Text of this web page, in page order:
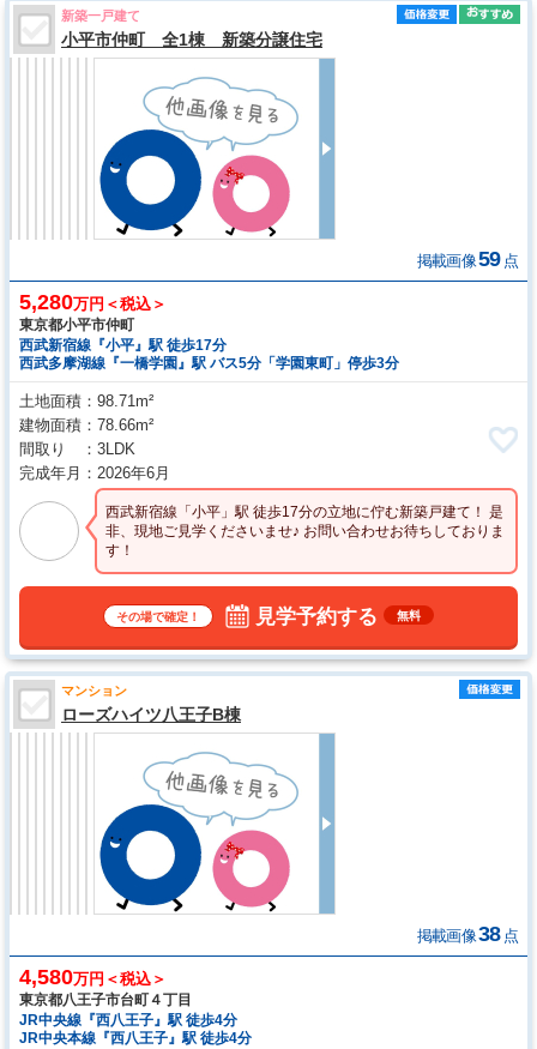
新築一戸建て
小平市仲町 全1棟 新築分譲住宅
掲載画像59 点
5,280万円＜税込＞
東京都小平市仲町
西武新宿線『小平』駅 徒歩17分
西武多摩湖線『一橋学園』駅 バス5分「学園東町」停歩3分
土地面積
98.71m²
建物面積
78.66m²
間取り
3LDK
完成年月
2026年6月
西武新宿線「小平」駅 徒歩17分の立地に佇む新築戸建て！ 是
非、現地ご見学くださいませ♪ お問い合わせお待ちしておりま
す！
その場で確定！ 見学予約する 無料
マンション
ローズハイツ八王子B棟
掲載画像38 点
4,580万円＜税込＞
東京都八王子市台町４丁目
JR中央線『西八王子』駅 徒歩4分
JR中央本線『西八王子』駅 徒歩4分